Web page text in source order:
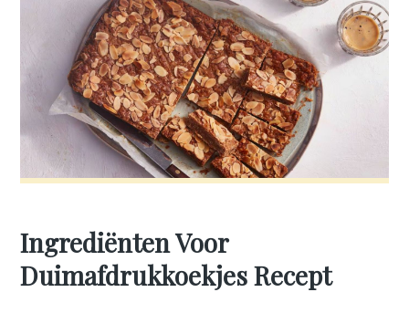
Ingrediënten Voor
Duimafdrukkoekjes Recept